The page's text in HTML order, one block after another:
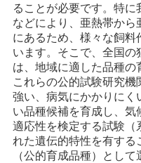
ることが必要です。特
などにより、亜熱帯か
にあるため、様々な飼料
います。そこで、全国
は、地域に適した品種の
これらの公的試験研究機
強い、病気にかかりにく
い品種候補を育成し、
適応性を検定する試験
れた遺伝的特性を有す
（公的育成品種）として